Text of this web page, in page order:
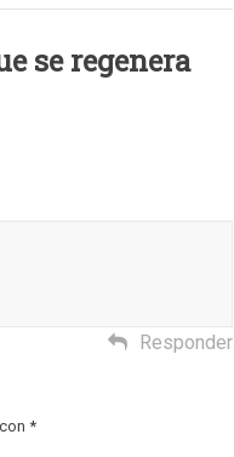
se regenera
Responder
*